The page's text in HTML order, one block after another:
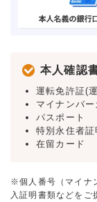
本人確認
運転免許証(
マイナンバ
パスポート
特別永住者証
在留カード
※個人番号（マイナ
入証明書類などをご